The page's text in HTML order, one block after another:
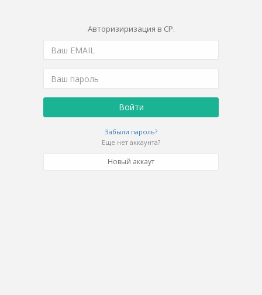
Авторизиризация в CP.
Войти
Забыли пароль?
Еще нет аккаунта?
Новый аккаут